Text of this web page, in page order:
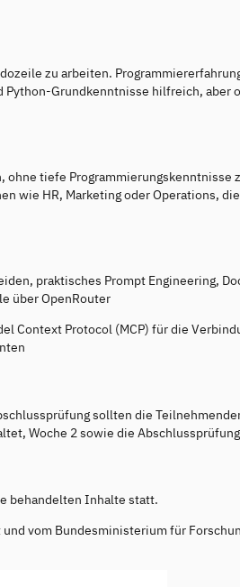
zu arbeiten.
Python-Grundkenntnisse hilfreich, aber
tiefe Programmierungskenntnisse
wie HR, Marketing oder Operations,
praktisches Prompt Engineering,
über OpenRouter
Context Protocol (MCP) für die
sollten die
Woche 2 sowie die
behandelten Inhalte statt.
vom Bundesministerium für